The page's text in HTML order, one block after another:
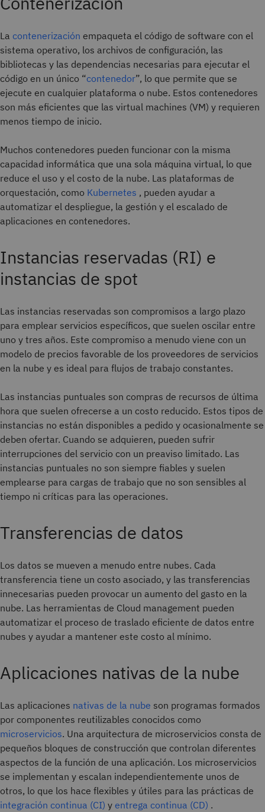
La contenerización empaqueta el código de software con el
sistema operativo, los archivos de configuración, las
bibliotecas y las dependencias necesarias para ejecutar el
código en un único “contenedor”, lo que permite que se
ejecute en cualquier plataforma o nube. Estos contenedores
son más eficientes que las virtual machines (VM) y requieren
menos tiempo de inicio.
Muchos contenedores pueden funcionar con la misma
capacidad informática que una sola máquina virtual, lo que
reduce el uso y el costo de la nube. Las plataformas de
orquestación, como Kubernetes , pueden ayudar a
automatizar el despliegue, la gestión y el escalado de
aplicaciones en contenedores.
Instancias reservadas (RI) e
instancias de spot
Las instancias reservadas son compromisos a largo plazo
para emplear servicios específicos, que suelen oscilar entre
uno y tres años. Este compromiso a menudo viene con un
modelo de precios favorable de los proveedores de servicios
en la nube y es ideal para flujos de trabajo constantes.
Las instancias puntuales son compras de recursos de última
hora que suelen ofrecerse a un costo reducido. Estos tipos de
instancias no están disponibles a pedido y ocasionalmente se
deben ofertar. Cuando se adquieren, pueden sufrir
interrupciones del servicio con un preaviso limitado. Las
instancias puntuales no son siempre fiables y suelen
emplearse para cargas de trabajo que no son sensibles al
tiempo ni críticas para las operaciones.
Transferencias de datos
Los datos se mueven a menudo entre nubes. Cada
transferencia tiene un costo asociado, y las transferencias
innecesarias pueden provocar un aumento del gasto en la
nube. Las herramientas de Cloud management pueden
automatizar el proceso de traslado eficiente de datos entre
nubes y ayudar a mantener este costo al mínimo.
Aplicaciones nativas de la nube
Las aplicaciones nativas de la nube son programas formados
por componentes reutilizables conocidos como
microservicios. Una arquitectura de microservicios consta de
pequeños bloques de construcción que controlan diferentes
aspectos de la función de una aplicación. Los microservicios
se implementan y escalan independientemente unos de
otros, lo que los hace flexibles y útiles para las prácticas de
integración continua (CI) y entrega continua (CD) .